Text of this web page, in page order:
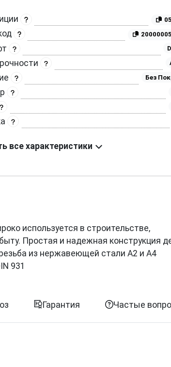
Без
все характеристики
используется в строительстве,
Простая и надежная конструкция
из нержавеющей стали A2 и A4
931
Гарантия Частые